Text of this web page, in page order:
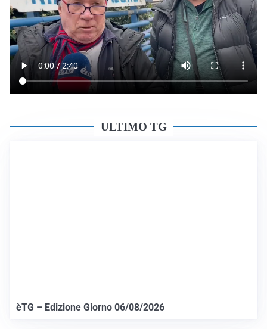
ULTIMO TG
èTG – Edizione Giorno 06/08/2026